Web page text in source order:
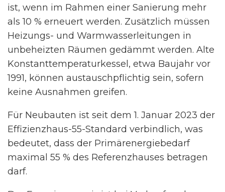
ist, wenn im Rahmen einer Sanierung mehr
als 10 % erneuert werden. Zusätzlich müssen
Heizungs- und Warmwasserleitungen in
unbeheizten Räumen gedämmt werden. Alte
Konstanttemperaturkessel, etwa Baujahr vor
1991, können austauschpflichtig sein, sofern
keine Ausnahmen greifen.
Für Neubauten ist seit dem 1. Januar 2023 der
Effizienzhaus-55-Standard verbindlich, was
bedeutet, dass der Primärenergiebedarf
maximal 55 % des Referenzhauses betragen
darf.